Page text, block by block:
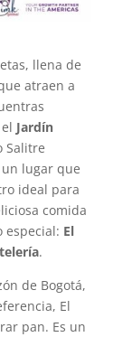
llena de
atraen a
Jardín
Salitre
un lugar que
ideal para
comida
especial: El
.
de Bogotá,
El
pan. Es un